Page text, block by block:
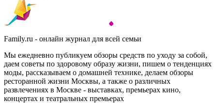
Family.ru - онлайн журнал для всей семьи
Мы ежедневно публикуем обзоры средств по уходу за собой,
даем советы по здоровому образу жизни, пишем о тенденциях
моды, рассказываем о домашней технике, делаем обзоры
ресторанной жизни Москвы, а также о различных
развлечениях в Москве - выставках, премьерах кино,
концертах и театральных премьерах